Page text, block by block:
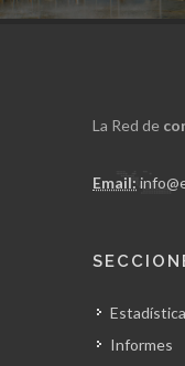
La Red de
Email:
Informes